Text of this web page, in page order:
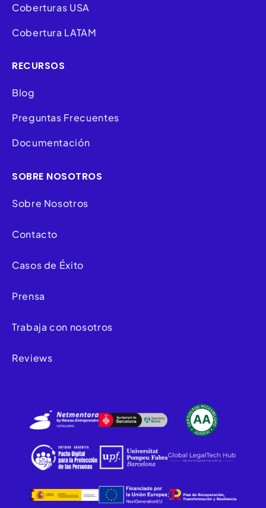
Coberturas USA
Cobertura LATAM
RECURSOS
Blog
Preguntas Frecuentes
Documentación
SOBRE NOSOTROS
Sobre Nosotros
Contacto
Casos de Éxito
Prensa
Trabaja con nosotros
Reviews